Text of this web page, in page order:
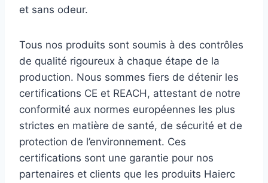
et sans odeur.
Tous nos produits sont soumis à des contrôles
de qualité rigoureux à chaque étape de la
production. Nous sommes fiers de détenir les
certifications CE et REACH, attestant de notre
conformité aux normes européennes les plus
strictes en matière de santé, de sécurité et de
protection de l’environnement. Ces
certifications sont une garantie pour nos
partenaires et clients que les produits Haierc